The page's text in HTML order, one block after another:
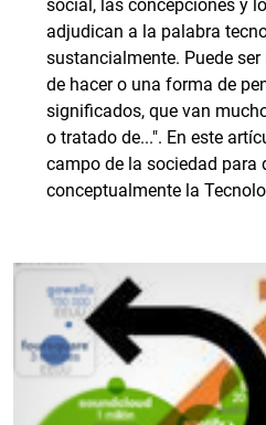
social, las concepciones y
adjudican a la palabra
sustancialmente. Puede
de hacer o una forma de
significados, que van
o tratado de...". En este
campo de la sociedad para
conceptualmente la